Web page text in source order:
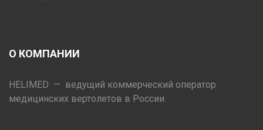
О КОМПАНИИ
HELIMED — ведущий коммерческий оператор
медицинских вертолетов в России.